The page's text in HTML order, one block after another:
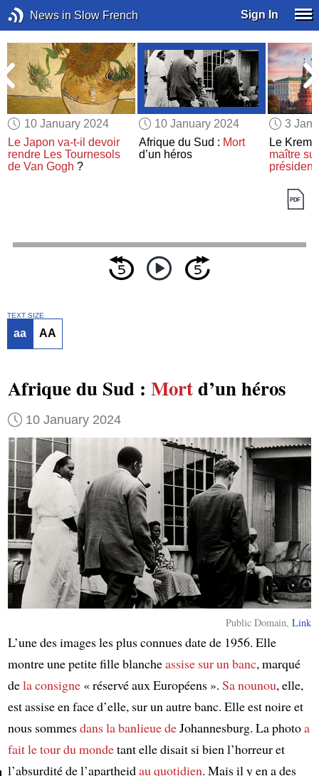
News in Slow French Sign In
10 January 2024
Le Japon va-t-il devoir
rendre Les Tournesols
de Van Gogh ?
10 January 2024
Afrique du Sud : Mort
d’un héros
3
Le
maître
TEXT SIZE
aa AA
Afrique du Sud : Mortd’un héros
10 January 2024
Public Domain,Link
L’une des images les plus connues date de 1956. Elle
montre une petite fille blancheassise sur un banc, marqué
dela consigne« réservé aux Européens ». Sa nounou, elle,
est assise en face d’elle, sur un autre banc. Elle est noire et
nous sommesdans la banlieue deJohannesburg. La photoa
fait le tour du mondetant elle disait si bien l’horreur et
l’absurdité de l’apartheidau quotidien. Mais il y en a des